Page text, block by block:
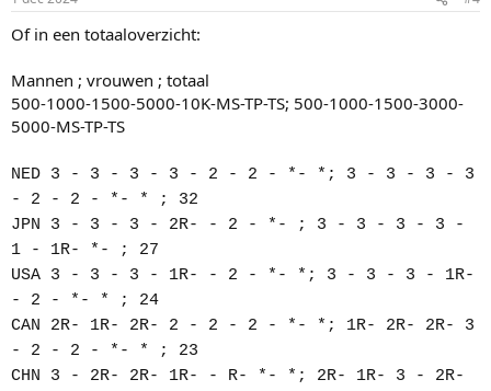
s
Of in een totaaloverzicht:
Mannen ; vrouwen ; totaal
500-1000-1500-5000-10K-MS-TP-TS; 500-1000-1500-3000-
5000-MS-TP-TS
NED 3 - 3 - 3 - 3 - 2 - 2 - *- *; 3 - 3 - 3 - 3
- 2 - 2 - *- * ; 32
JPN 3 - 3 - 3 - 2R- - 2 - *- ; 3 - 3 - 3 - 3 -
1 - 1R- *- ; 27
USA 3 - 3 - 3 - 1R- - 2 - *- *; 3 - 3 - 3 - 1R-
- 2 - *- * ; 24
CAN 2R- 1R- 2R- 2 - 2 - 2 - *- *; 1R- 2R- 2R- 3
- 2 - 2 - *- * ; 23
CHN 3 - 2R- 2R- 1R- - R- *- *; 2R- 1R- 3 - 2R-